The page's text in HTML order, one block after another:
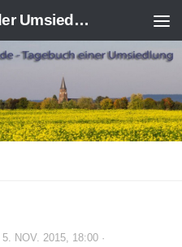
Dickbusch - Tagebuch der Umsiedlung von Kerpen-Manheim
5. NOV. 2015, 18:00 ·